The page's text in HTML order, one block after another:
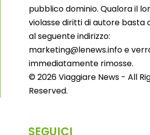
pubblico dominio. Qualora il
violasse diritti di autore basta
al seguente indirizzo:
marketing@lenews.info e
immediatamente rimosse.
© 2026 Viaggiare News - All
Reserved.
SEGUICI